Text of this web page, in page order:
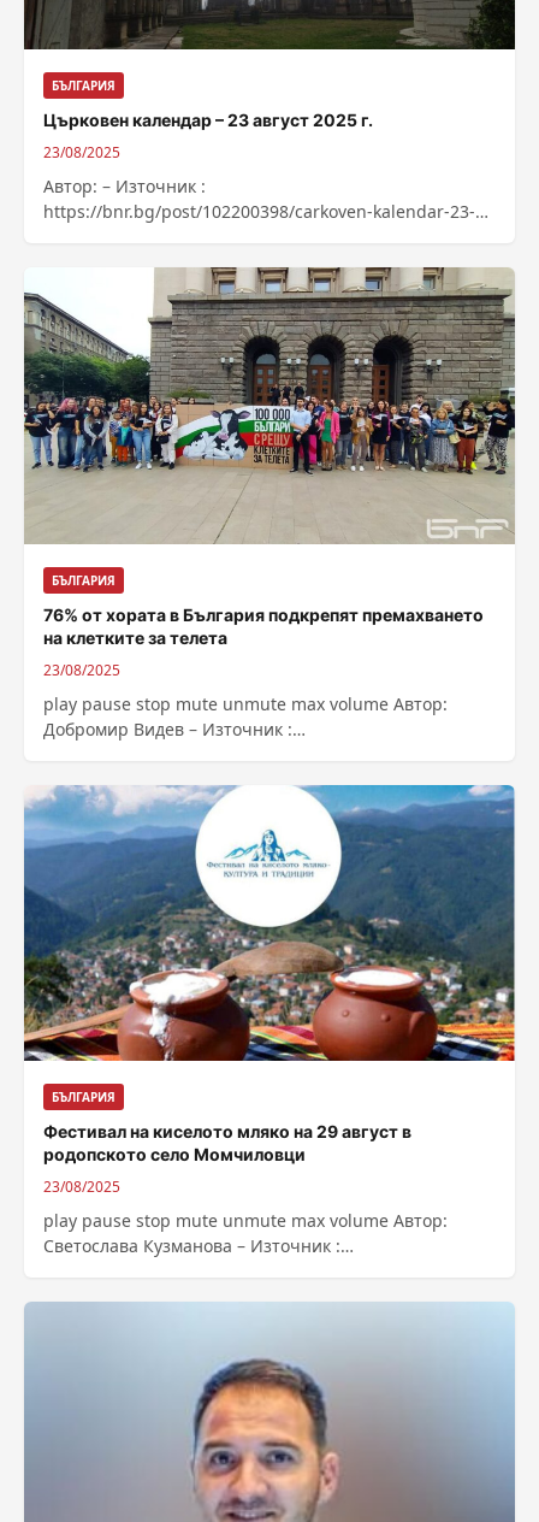
БЪЛГАРИЯ
Църковен календар – 23 август 2025 г.
23/08/2025
Автор: – Източник :
https://bnr.bg/post/102200398/carkoven-kalendar-23-
БЪЛГАРИЯ
76% от хората в България подкрепят премахването
на клетките за телета
23/08/2025
play pause stop mute unmute max volume Автор:
Добромир Видев – Източник :
balgaria-podkrepat-premahvaneto-na-kletkite-za-teleta
БЪЛГАРИЯ
Фестивал на киселото мляко на 29 август в
родопското село Момчиловци
23/08/2025
play pause stop mute unmute max volume Автор:
Светослава Кузманова – Източник :
mlako-na-29-avgust-v-rodopskoto-selo-momchilovci